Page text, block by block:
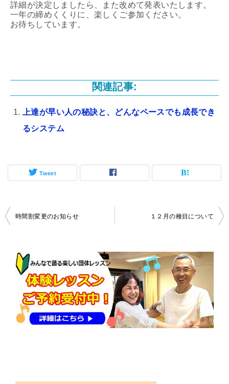
詳細が決定しましたら、また改めて発表いたします。
一年の締めくくりに、楽しくご参加ください。
お待ちしています。
関連記事:
上達が早い人の秘訣と、どんなペースでも成長でき
るシステム
Tweet
投
時間割変更のお知らせ １２月の種目について